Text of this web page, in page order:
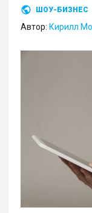
ШОУ-БИЗНЕС
Автор: Кирилл